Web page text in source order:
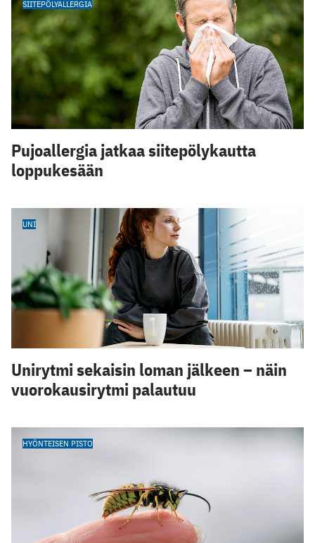
SIITEPÖLYALLERGIA
Pujoallergia jatkaa siitepölykautta
loppukesään
UNI
Unirytmi sekaisin loman jälkeen – näin
vuorokausirytmi palautuu
HYÖNTEISEN PISTO